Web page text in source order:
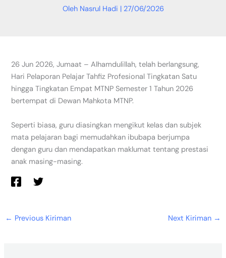
Oleh Nasrul Hadi | 27/06/2026
26 Jun 2026, Jumaat – Alhamdulillah, telah berlangsung,
Hari Pelaporan Pelajar Tahfiz Profesional Tingkatan Satu
hingga Tingkatan Empat MTNP Semester 1 Tahun 2026
bertempat di Dewan Mahkota MTNP.
Seperti biasa, guru diasingkan mengikut kelas dan subjek
mata pelajaran bagi memudahkan ibubapa berjumpa
dengan guru dan mendapatkan maklumat tentang prestasi
anak masing-masing.
← Previous Kiriman Next Kiriman →